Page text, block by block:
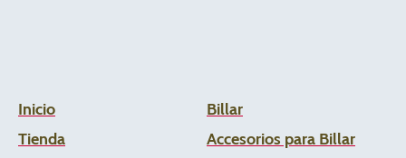
Inicio
Tienda
Billar
Accesorios para Billar